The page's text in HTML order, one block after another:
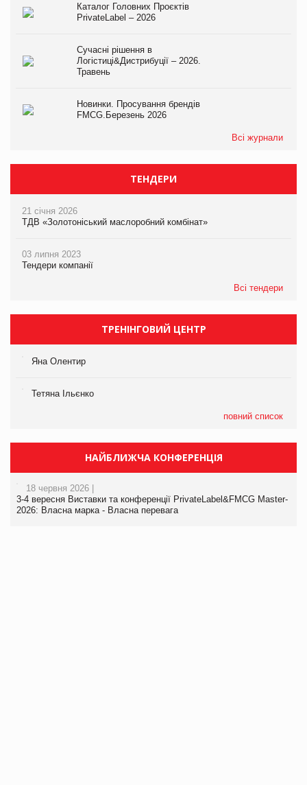
Каталог Головних Проєктів
PrivateLabel – 2026
Сучасні рішення в
Логістиці&Дистрибуції – 2026.
Травень
Новинки. Просування брендів
FMCG.Березень 2026
Всі журнали
ТЕНДЕРИ
21 січня 2026
ТДВ «Золотоніський маслоробний комбінат»
03 липня 2023
Тендери компанії
Всі тендери
ТРЕНІНГОВИЙ ЦЕНТР
Яна Олентир
Тетяна Ільєнко
повний список
НАЙБЛИЖЧА КОНФЕРЕНЦІЯ
18 червня 2026 |
3-4 вересня Виставки та конференції PrivateLabel&FMCG Master-
2026: Власна марка - Власна перевага